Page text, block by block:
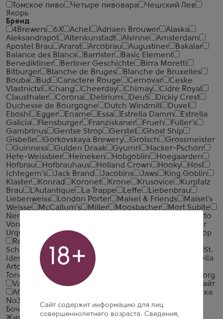
Томское пиво
Четыре пивовара
Чешский Лев
Якорь
Бренд
4Brewers
6X Achel Adriaen Brouwer
Alaska
Aleksandrapol
Altenkunstadt Alvinne
Amsterdam
Apostel Brau
Ararat Arcobrau Augustiner
Bakalar
Balance des Blancs
Barrister
Basic Element
Benediktiner
Berliner Geschichte
Birra Moretti
Bitburger
Blanche de Bruges
Blanche de Bruxelles
Bouba
Bud Caractere Rouge Cernovar
Ceske
Vlastnictvi
Chang Cheerday Chimay
Cidre Royal
Clausthaler
Corona Delirium DeuS
Dickiy Crest
Duchesse de Bourgogne
Dutch Windmill
Duvel
Eboshi
Egger Ename Essa Estrella Damm
Estrella
Galicia
Flensburger Franziskaner Frueh
Fuller's
Gambrinus
Gentse Strop Gerstel
Ghost Ship
Gisbelle
Gorkovskaya Brewery Grolsch
Grossmeister
Guinness
Gulden Draak Gyumri
Hacker-Pschorr
Hefe-Weissbier
Heineken Hobgoblin
Hoegaarden
Hofbrau
Hofbrauhaus Holland Crown Hooky
Hosl
Ichtegem's
Jack Brand Jacobins Jaws
King Goblin
Klaster
Konrad Koronet Krone Krusovice
Kurpfalz
Brau
L'Autantique La Trappe Leffe
Liebenbrau
Liebenweiss
London Porter Maisel & Friends
Maisel's
Weisse
McCallum's Miller Moosbacher
Mort Subite
Nemiroff
Otto
Von Schrodder
Pilsner
Urquell
Prazacka Primus
Rebelse Strop
Redd's
Rodenbach
Schneider Weisse
Schofferhofer
St.
Idesbald
St. Pierre Staropramen
Stella
Artois
Straffe Hendrik
Tongerlo
Trappistes Rochefort
Tuborg
Varka
Warsteiner
Абрау Лайт
Абрау-Дюрсо
Балтика
№3
Балтика №7 Балтика №8
Бочкари
Велкопоповицкий Козел
Дон
18+
Сайт содержит информацию для лиц
совершеннолетнего возраста. Сведения,